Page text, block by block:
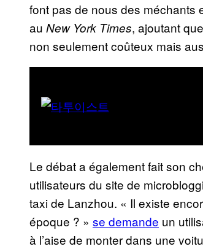
font pas de nous des méchants
au New York Times, ajoutant
non seulement coûteux mais
Le débat a également fait son
utilisateurs du site de
taxi de Lanzhou. « Il existe
époque ? » se demande un
à l’aise de monter dans une